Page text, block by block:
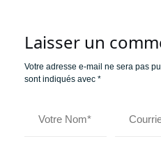
Laisser un
Votre adresse e-mail ne sera pas
sont indiqués avec *